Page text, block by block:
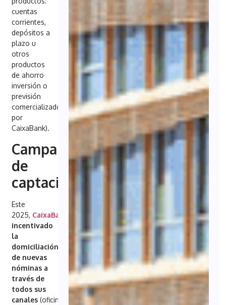
cuentas
corrientes,
depósitos a
plazo u
otros
productos
de ahorro
inversión o
previsión
comercializados
por
CaixaBank).
Campaña
de
captación
Este
2025, CaixaBank
incentivado
la
domiciliación
de nuevas
nóminas a
través de
todos sus
canales (oficinas